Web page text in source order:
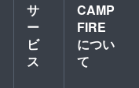
サ
ー
ビ
ス
CAMP
FIRE
につい
て